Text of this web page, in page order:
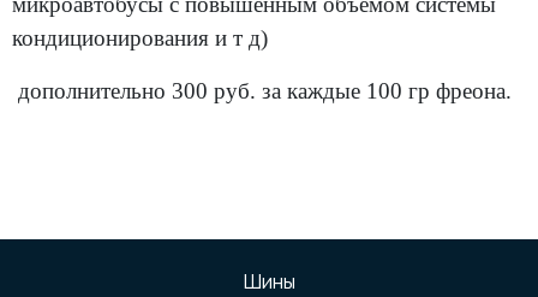
кондиционирования и т д)
дополнительно 300 руб. за каждые 100 гр фреона.
Шины